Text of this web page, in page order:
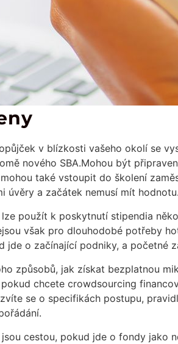
v blízkosti vašeho okolí se
nového SBA.Mohou být
také vstoupit do školení
úvěry a začátek nemusí mít hodnotu.
použít k poskytnutí stipendia
však pro dlouhodobé potřeby
jde o začínající podniky, a početné
způsobů, jak získat bezplatnou
pokud chcete crowdsourcing
se o specifikách postupu,
cestou, pokud jde o fondy jako